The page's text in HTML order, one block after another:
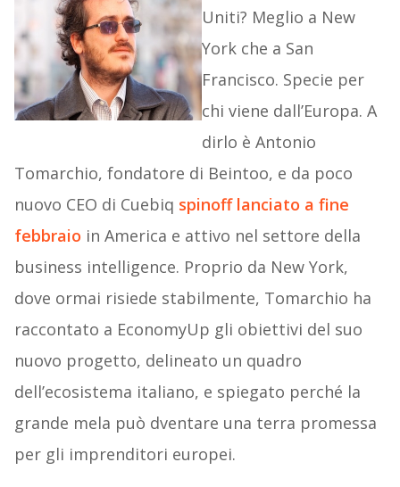
Uniti? Meglio a New
York che a San
Francisco. Specie per
chi viene dall’Europa. A
dirlo è Antonio
Tomarchio, fondatore di Beintoo, e da poco
nuovo CEO di Cuebiq spinoff lanciato a fine
febbraio in America e attivo nel settore della
business intelligence. Proprio da New York,
dove ormai risiede stabilmente, Tomarchio ha
raccontato a EconomyUp gli obiettivi del suo
nuovo progetto, delineato un quadro
dell’ecosistema italiano, e spiegato perché la
grande mela può dventare una terra promessa
per gli imprenditori europei.